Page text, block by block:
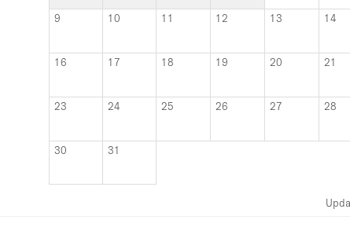
9 10 11 12 13 14
16 17 18 19 20 21
23 24 25 26 27 28
30 31